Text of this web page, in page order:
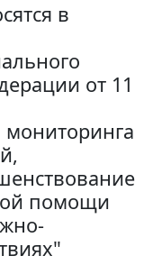
в
от 11
помощи